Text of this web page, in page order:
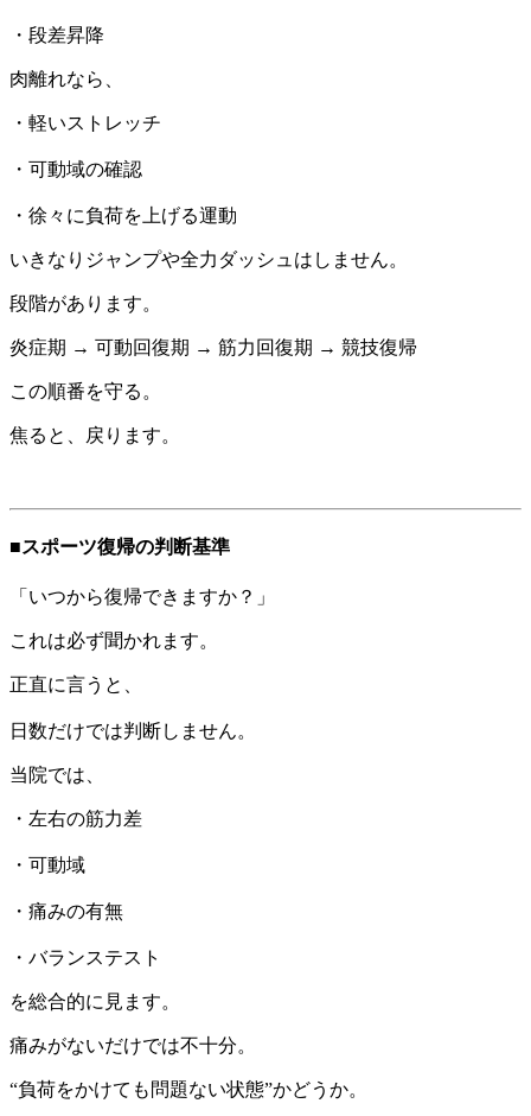
・段差昇降
肉離れなら、
・軽いストレッチ
・可動域の確認
・徐々に負荷を上げる運動
いきなりジャンプや全力ダッシュはしません。
段階があります。
炎症期 → 可動回復期 → 筋力回復期 → 競技復帰
この順番を守る。
焦ると、戻ります。
■スポーツ復帰の判断基準
「いつから復帰できますか？」
これは必ず聞かれます。
正直に言うと、
日数だけでは判断しません。
当院では、
・左右の筋力差
・可動域
・痛みの有無
・バランステスト
を総合的に見ます。
痛みがないだけでは不十分。
“負荷をかけても問題ない状態”かどうか。